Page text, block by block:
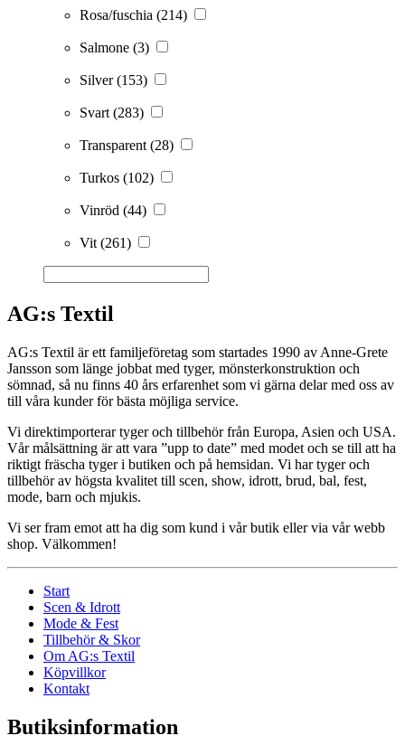
Rosa/fuschia (214)
Salmone (3)
Silver(153)
Svart (283)
Transparent (28)
Turkos (102)
Vinröd (44)
Vit (261)
AG:s Textil
AG:s Textil är ett familjeföretag som startades 1990 av Anne-Grete
Jansson som länge jobbat med tyger, mönsterkonstruktion och
sömnad, så nu finns 40 års erfarenhet som vi gärna delar med oss av
till våra kunder för bästa möjliga service.
Vi direktimporterar tyger och tillbehör från Europa, Asien och USA.
Vår målsättning är att vara ”upp to date” med modet och se till att ha
riktigt fräscha tyger i butiken och på hemsidan. Vi har tyger och
tillbehör av högsta kvalitet till scen, show, idrott, brud, bal, fest,
mode, barn och mjukis.
Vi ser fram emot att ha dig som kund i vår butik eller via vår webb
shop. Välkommen!
Start
Scen & Idrott
Mode & Fest
Tillbehör & Skor
Om AG:s Textil
Köpvillkor
Kontakt
Butiksinformation